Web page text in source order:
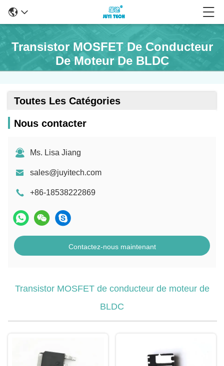
Transistor MOSFET De Conducteur
De Moteur De BLDC
Toutes Les Catégories
Nous contacter
Ms. Lisa Jiang
sales@juyitech.com
+86-18538222869
Contactez-nous maintenant
Transistor MOSFET de conducteur de moteur de
BLDC